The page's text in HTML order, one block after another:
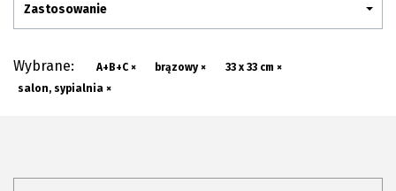
Zastosowanie
Wybrane: A+B+C × brązowy ×
33 x 33 cm ×
salon, sypialnia ×